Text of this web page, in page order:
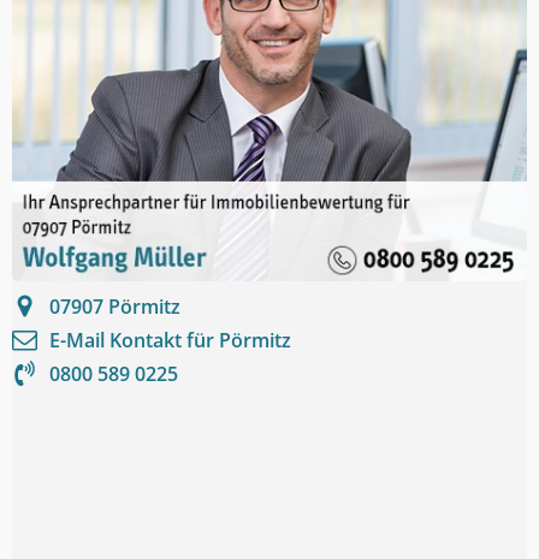
07907 Pörmitz
E-Mail Kontakt für Pörmitz
0800 589 0225